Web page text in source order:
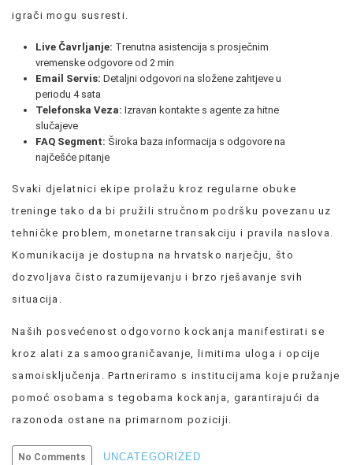
igrači mogu susresti.
Live Čavrljanje: Trenutna asistencija s prosječnim
vremenske odgovore od 2 min
Email Servis: Detaljni odgovori na složene zahtjeve u
periodu 4 sata
Telefonska Veza: Izravan kontakte s agente za hitne
slučajeve
FAQ Segment: Široka baza informacija s odgovore na
najčešće pitanje
Svaki djelatnici ekipe prolažu kroz regularne obuke
treninge tako da bi pružili stručnom podršku povezanu uz
tehničke problem, monetarne transakciju i pravila naslova.
Komunikacija je dostupna na hrvatsko narječju, što
dozvoljava čisto razumijevanju i brzo rješavanje svih
situacija.
Naših posvećenost odgovorno kockanja manifestirati se
kroz alati za samoograničavanje, limitima uloga i opcije
samoisključenja. Partneriramo s institucijama koje pružanje
pomoć osobama s tegobama kockanja, garantirajući da
razonoda ostane na primarnom poziciji.
No Comments UNCATEGORIZED